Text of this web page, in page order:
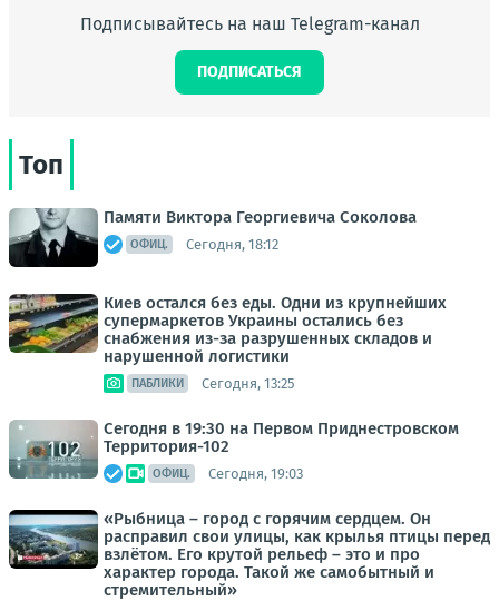
Подписывайтесь на наш Telegram-канал
ПОДПИСАТЬСЯ
Топ
Памяти Виктора Георгиевича Соколова
ОФИЦ. Сегодня, 18:12
Киев остался без еды. Одни из крупнейших
супермаркетов Украины остались без
снабжения из-за разрушенных складов и
нарушенной логистики
ПАБЛИКИ Сегодня, 13:25
Сегодня в 19:30 на Первом Приднестровском
Территория-102
ОФИЦ. Сегодня, 19:03
«Рыбница – город с горячим сердцем. Он
расправил свои улицы, как крылья птицы перед
взлётом. Его крутой рельеф – это и про
характер города. Такой же самобытный и
стремительный»